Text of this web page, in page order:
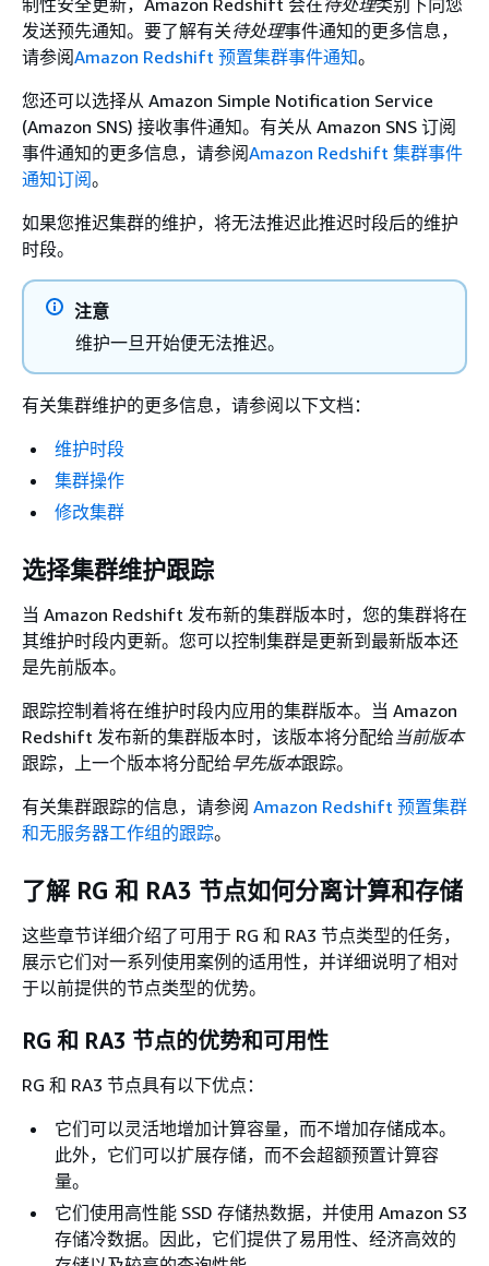
制性安全更新，Amazon Redshift 会在待处理类别下向您
发送预先通知。要了解有关待处理事件通知的更多信息，
请参阅Amazon Redshift 预置集群事件通知。
您还可以选择从 Amazon Simple Notification Service
(Amazon SNS) 接收事件通知。有关从 Amazon SNS 订阅
事件通知的更多信息，请参阅Amazon Redshift 集群事件
通知订阅。
如果您推迟集群的维护，将无法推迟此推迟时段后的维护
时段。
注意
维护一旦开始便无法推迟。
有关集群维护的更多信息，请参阅以下文档：
维护时段
集群操作
修改集群
选择集群维护跟踪
当 Amazon Redshift 发布新的集群版本时，您的集群将在
其维护时段内更新。您可以控制集群是更新到最新版本还
是先前版本。
跟踪控制着将在维护时段内应用的集群版本。当 Amazon
Redshift 发布新的集群版本时，该版本将分配给当前版本
跟踪，上一个版本将分配给早先版本跟踪。
有关集群跟踪的信息，请参阅 Amazon Redshift 预置集群
和无服务器工作组的跟踪。
了解 RG 和 RA3 节点如何分离计算和存储
这些章节详细介绍了可用于 RG 和 RA3 节点类型的任务，
展示它们对一系列使用案例的适用性，并详细说明了相对
于以前提供的节点类型的优势。
RG 和 RA3 节点的优势和可用性
RG 和 RA3 节点具有以下优点：
它们可以灵活地增加计算容量，而不增加存储成本。
此外，它们可以扩展存储，而不会超额预置计算容
量。
它们使用高性能 SSD 存储热数据，并使用 Amazon S3
存储冷数据。因此，它们提供了易用性、经济高效的